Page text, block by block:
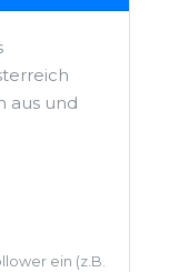
aus und
ein (z.B.